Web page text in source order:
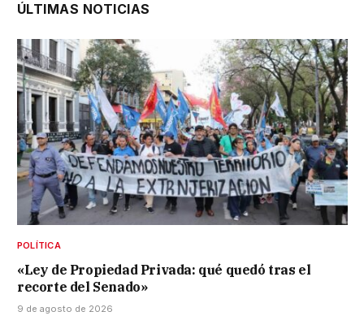
ÚLTIMAS NOTICIAS
POLÍTICA
«Ley de Propiedad Privada: qué quedó tras el
recorte del Senado»
9 de agosto de 2026